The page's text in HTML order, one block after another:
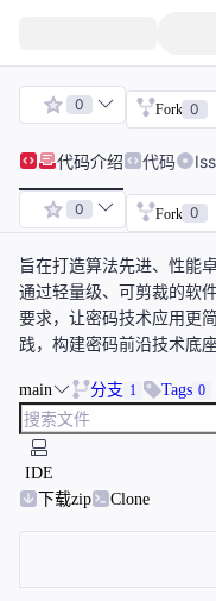
0 Fork 0
代码介绍 代码
0 Fork 0
旨在打造算法先进、性能
通过轻量级、可剪裁的软
要求，让密码技术应用更
践，构建密码前沿技术底座
main 分支 1 Tags 0
IDE
下载zip
Clone